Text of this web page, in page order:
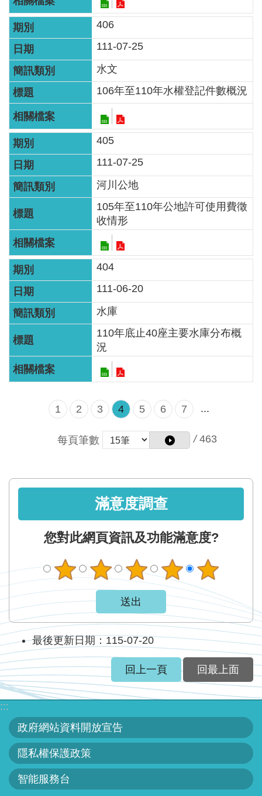
406
111-07-25
水文
106年至110年水權登記件數概況
405
111-07-25
河川公地
105年至110年公地許可使用費徵
收情形
404
111-06-20
水庫
110年底止40座主要水庫分布概
況
1 2 3 4 5 6 7 ...
每頁筆數 / 463
滿意度調查
您對此網頁資訊及功能滿意度?
最後更新日期：115-07-20
回上一頁 回最上面
:::
政府網站資料開放宣告
隱私權保護政策
智能服務台